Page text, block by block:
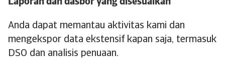
Laporan dan dasbor yang disesuaikan
Anda dapat memantau aktivitas kami dan
mengekspor data ekstensif kapan saja, termasuk
DSO dan analisis penuaan.